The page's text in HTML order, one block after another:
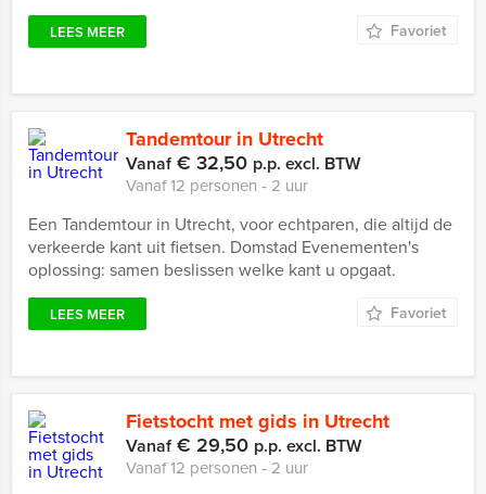
LEES MEER Favoriet
Tandemtour in Utrecht
Vanaf€ 32,50 p.p. excl. BTW
Vanaf 12 personen ‐ 2 uur
Een Tandemtour in Utrecht, voor echtparen, die altijd de
verkeerde kant uit fietsen. Domstad Evenementen's
oplossing: samen beslissen welke kant u opgaat.
LEES MEER Favoriet
Fietstocht met gids in Utrecht
Vanaf€ 29,50 p.p. excl. BTW
Vanaf 12 personen ‐ 2 uur